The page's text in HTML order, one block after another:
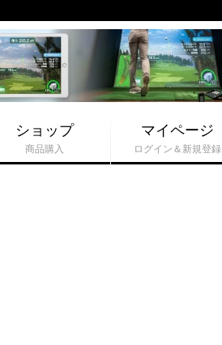
ショップ
商品購入
マイページ
ログイン＆新規登録